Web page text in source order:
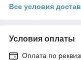
Все условия
Условия оплаты
Оплата по